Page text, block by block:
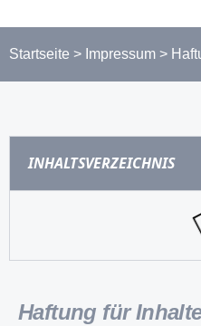
Startseite > Impressum >
INHALTSVERZEICHNIS
Haftung für